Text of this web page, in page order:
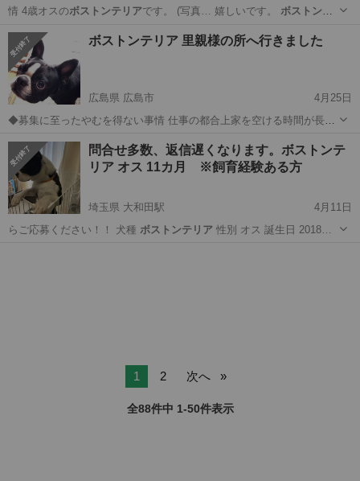
情 4歳オスのボストンテリアです。 (写真… 嬉しいです。 ボストンテ
宮城 その他
ボストンテリア 里親様の所へ行きました
広島県 広島市
4月25日
◆募集に至ったやむを得ない事情 仕事の都合上家を空ける時間が長
人が大好きです。 ◆健康状態 健康 ◆ワクチンの接種、去勢手術の有
無 ワクチン接種済み、...
広島 広島市
問合せ多数、返信遅くなります。ボストンテ
リア オス 11カ月 ※飼育経験ある方
埼玉県 大和田駅
4月11日
らご応募ください！！ 犬種 ボストンテリア性別 オス 誕生日 2018…
1 2 次へ
全88件中 1-50件表示